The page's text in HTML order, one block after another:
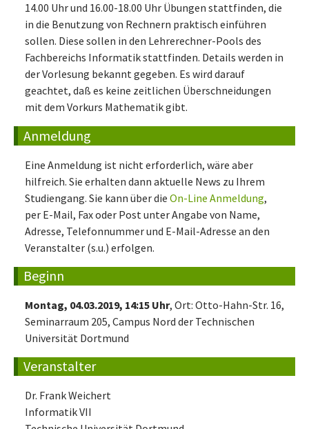
14.00 Uhr und 16.00-18.00 Uhr Übungen stattfinden, die
in die Benutzung von Rechnern praktisch einführen
sollen. Diese sollen in den Lehrerechner-Pools des
Fachbereichs Informatik stattfinden. Details werden in
der Vorlesung bekannt gegeben. Es wird darauf
geachtet, daß es keine zeitlichen Überschneidungen
mit dem Vorkurs Mathematik gibt.
Anmeldung
Eine Anmeldung ist nicht erforderlich, wäre aber
hilfreich. Sie erhalten dann aktuelle News zu Ihrem
Studiengang. Sie kann über die On-Line Anmeldung,
per E-Mail, Fax oder Post unter Angabe von Name,
Adresse, Telefonnummer und E-Mail-Adresse an den
Veranstalter (s.u.) erfolgen.
Beginn
Montag, 04.03.2019, 14:15 Uhr, Ort: Otto-Hahn-Str. 16,
Seminarraum 205, Campus Nord der Technischen
Universität Dortmund
Veranstalter
Dr. Frank Weichert
Informatik VII